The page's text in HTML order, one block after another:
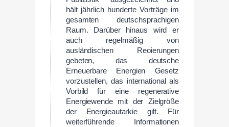
hält jährlich hunderte Vorträge im
gesamten deutschsprachigen
Raum. Darüber hinaus wird er
auch regelmäßig von
ausländischen Reoierungen
gebeten, das deutsche
Erneuerbare Energien Gesetz
vorzustellen, das international als
Vorbild für eine regenerative
Energiewende mit der Zielgröße
der Energieautarkie gilt. Für
weiterführende Informationen